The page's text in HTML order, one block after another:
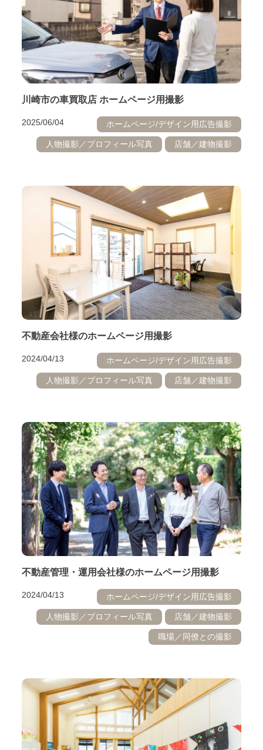
川崎市の車買取店 ホームページ用撮影
2025/06/04 ホームページ/デザイン用広告撮影
人物撮影／プロフィール写真 店舗／建物撮影
不動産会社様のホームページ用撮影
2024/04/13 ホームページ/デザイン用広告撮影
人物撮影／プロフィール写真 店舗／建物撮影
不動産管理・運用会社様のホームページ用撮影
2024/04/13 ホームページ/デザイン用広告撮影
人物撮影／プロフィール写真 店舗／建物撮影
職場／同僚との撮影